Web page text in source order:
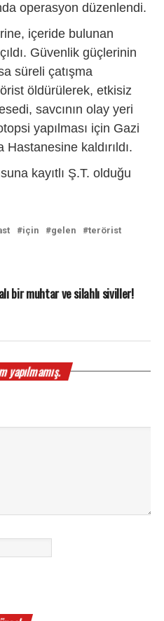
operasyon düzenlendi.
içeride bulunan
Güvenlik güçlerinin
süreli çatışma
öldürülerek, etkisiz
savcının olay yeri
yapılması için Gazi
kaldırıldı.
kayıtlı Ş.T. olduğu
için gelen
terörist
bir muhtar ve silahlı siviller!
yapılmamış.